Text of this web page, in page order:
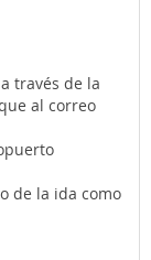
través de la
al correo
de la ida como